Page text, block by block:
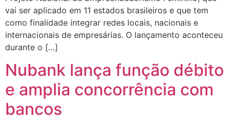
vai ser aplicado em 11 estados brasileiros e que tem
como finalidade integrar redes locais, nacionais e
internacionais de empresárias. O lançamento aconteceu
durante o […]
Nubank lança função débito
e amplia concorrência com
bancos